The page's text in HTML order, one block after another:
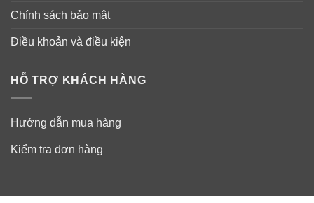
Chính sách bảo mật
Điều khoản và điều kiện
HỖ TRỢ KHÁCH HÀNG
Hướng dẫn mua hàng
Kiểm tra đơn hàng